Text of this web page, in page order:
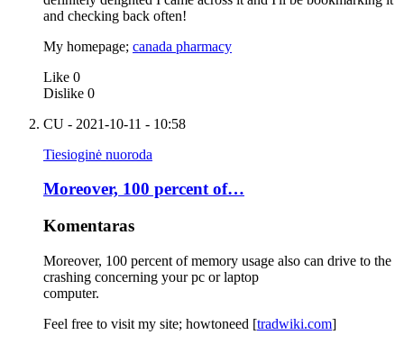
and checking back often!
My homepage; canada pharmacy
Like 0
Dislike 0
CU - 2021-10-11 - 10:58
Tiesioginė nuoroda
Moreover, 100 percent of…
Komentaras
Moreover, 100 percent of memory usage also can drive to the
crashing concerning your pc or laptop
computer.
Feel free to visit my site; howtoneed [tradwiki.com]